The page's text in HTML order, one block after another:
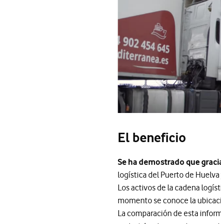
El beneficio
Se ha demostrado que
logística del Puerto de
Los activos de la cadena
momento se conoce la
La comparación de esta